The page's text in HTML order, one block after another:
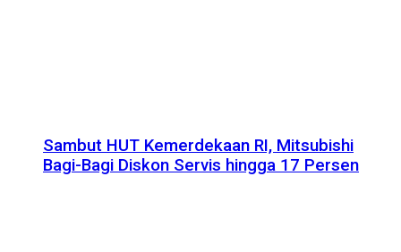
Sambut HUT Kemerdekaan RI, Mitsubishi
Bagi-Bagi Diskon Servis hingga 17 Persen